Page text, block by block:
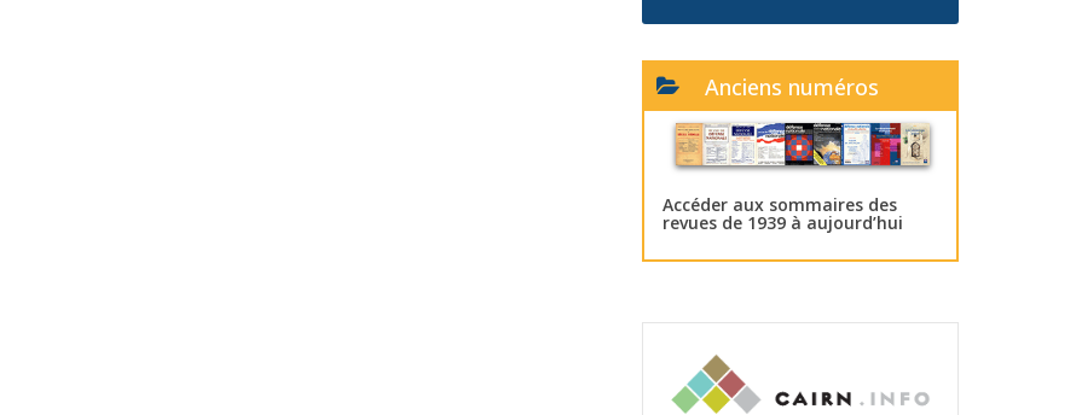
Anciens numéros
Accéder aux sommaires des
revues de 1939 à aujourd’hui